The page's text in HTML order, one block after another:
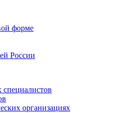
форме
России
организациях